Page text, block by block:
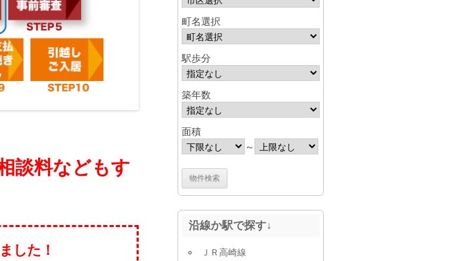
談料などもす
した！
町名選択
駅歩分
築年数
面積
～
沿線か駅で探す↓
ＪＲ高崎線